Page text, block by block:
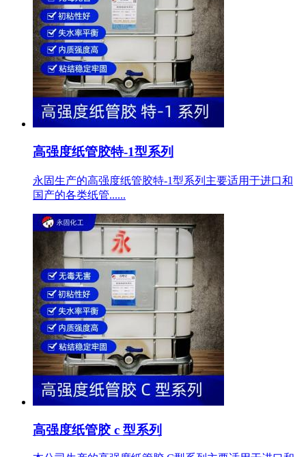
高强度纸管胶特-1型系列
永固生产的高强度纸管胶特-1型系列主要适用于进口和
国产的各类纸管......
高强度纸管胶 c 型系列